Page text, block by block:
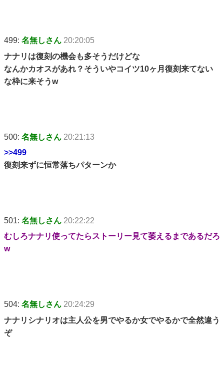
499: 名無しさん 20:20:05
ナナリは復刻の機会も多そうだけどな
なんかカオスがあれ？そういやコイツ10ヶ月復刻来てない
な枠に来そうw
500: 名無しさん 20:21:13
>>499
復刻来ずに恒常落ちパターンか
501: 名無しさん 20:22:22
むしろナナリ使ってたらストーリー見て萎えるまであるだろ
w
504: 名無しさん 20:24:29
ナナリシナリオは主人公を男でやるか女でやるかで全然違う
ぞ